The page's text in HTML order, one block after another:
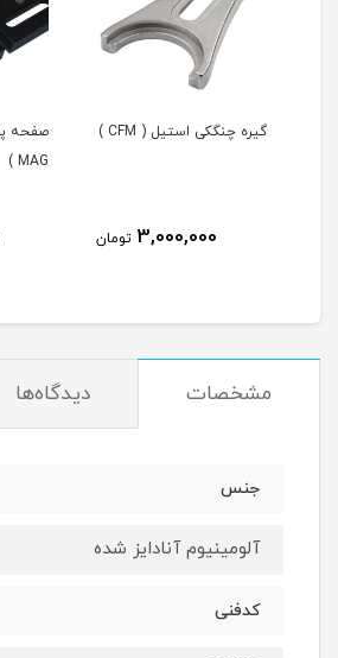
گیره چنگکی استیل ( CFM )
3,000,000 تومان
MAG )
مشخصات دیدگاه‌ها
جنس
آلومینیوم آنادایز شده
کدفنی